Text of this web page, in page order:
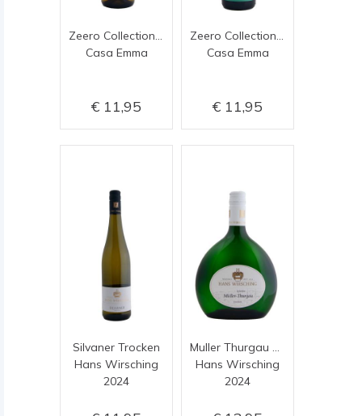
Casa Emma
11,95
Casa Emma
11,95
Silvaner Trocken
Hans Wirsching
2024
Hans Wirsching
2024